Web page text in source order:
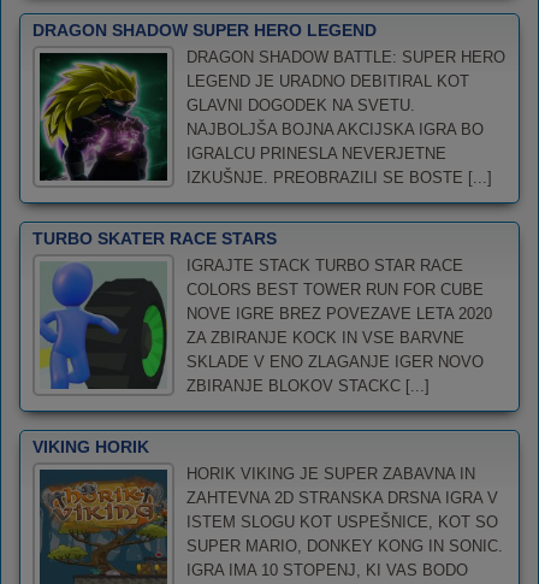
DRAGON SHADOW SUPER HERO LEGEND
DRAGON SHADOW BATTLE: SUPER HERO
LEGEND JE URADNO DEBITIRAL KOT
GLAVNI DOGODEK NA SVETU.
NAJBOLJŠA BOJNA AKCIJSKA IGRA BO
IGRALCU PRINESLA NEVERJETNE
IZKUŠNJE. PREOBRAZILI SE BOSTE [...]
TURBO SKATER RACE STARS
IGRAJTE STACK TURBO STAR RACE
COLORS BEST TOWER RUN FOR CUBE
NOVE IGRE BREZ POVEZAVE LETA 2020
ZA ZBIRANJE KOCK IN VSE BARVNE
SKLADE V ENO ZLAGANJE IGER NOVO
ZBIRANJE BLOKOV STACKC [...]
VIKING HORIK
HORIK VIKING JE SUPER ZABAVNA IN
ZAHTEVNA 2D STRANSKA DRSNA IGRA V
ISTEM SLOGU KOT USPEŠNICE, KOT SO
SUPER MARIO, DONKEY KONG IN SONIC.
IGRA IMA 10 STOPENJ, KI VAS BODO